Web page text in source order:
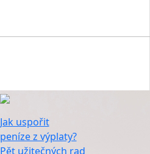
Jak uspořit
peníze z výplaty?
Pět užitečných rad